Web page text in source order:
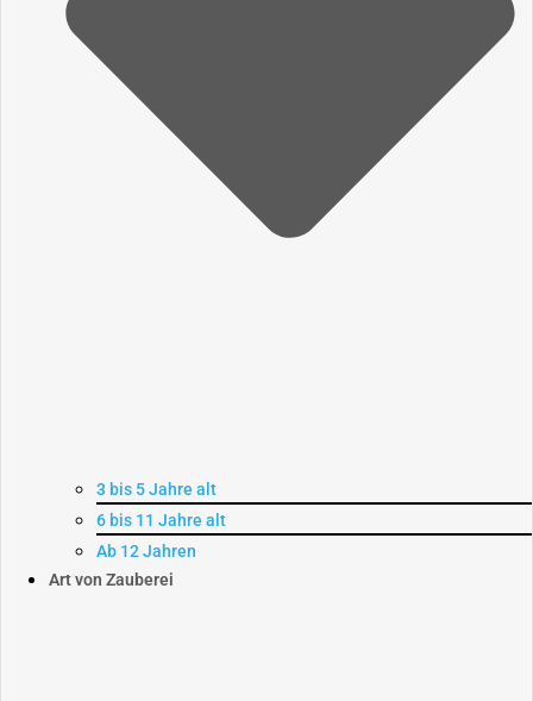
3 bis 5 Jahre alt
6 bis 11 Jahre alt
Ab 12 Jahren
Art von Zauberei